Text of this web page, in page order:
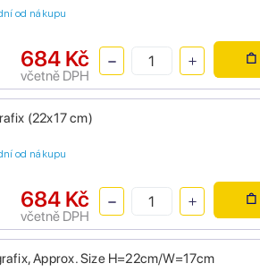
od nákupu
684 Kč
včetně DPH
(22x17 cm)
od nákupu
684 Kč
včetně DPH
Approx. Size H=22cm/W=17cm